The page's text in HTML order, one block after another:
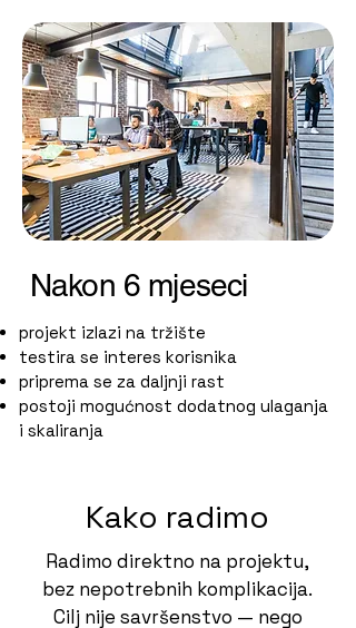
Nakon 6 mjeseci
projekt izlazi na tržište
testira se interes korisnika
priprema se za daljnji rast
postoji mogućnost dodatnog ulaganja
i skaliranja
Kako radimo
Radimo direktno na projektu,
bez nepotrebnih komplikacija.
Cilj nije savršenstvo — nego